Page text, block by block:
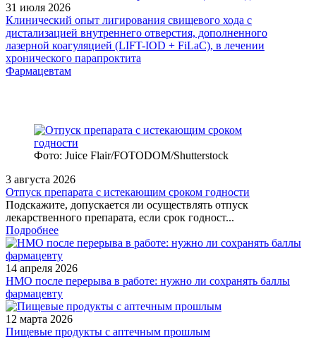
31 июля 2026
Клинический опыт лигирования свищевого хода с
дистализацией внутреннего отверстия, дополненного
лазерной коагуляцией (LIFT-IOD + FiLaC), в лечении
хронического парапроктита
Фармацевтам
Фото: Juice Flair/FOTODOM/Shutterstoсk
3 августа 2026
Отпуск препарата с истекающим сроком годности
Подскажите, допускается ли осуществлять отпуск
лекарственного препарата, если срок годност...
Подробнее
14 апреля 2026
НМО после перерыва в работе: нужно ли сохранять баллы
фармацевту
12 марта 2026
Пищевые продукты с аптечным прошлым